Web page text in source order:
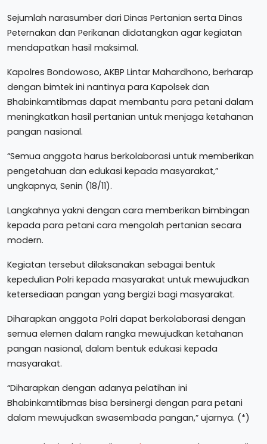
Sejumlah narasumber dari Dinas Pertanian serta Dinas
Peternakan dan Perikanan didatangkan agar kegiatan
mendapatkan hasil maksimal.
Kapolres Bondowoso, AKBP Lintar Mahardhono, berharap
dengan bimtek ini nantinya para Kapolsek dan
Bhabinkamtibmas dapat membantu para petani dalam
meningkatkan hasil pertanian untuk menjaga ketahanan
pangan nasional.
“Semua anggota harus berkolaborasi untuk memberikan
pengetahuan dan edukasi kepada masyarakat,”
ungkapnya, Senin (18/11).
Langkahnya yakni dengan cara memberikan bimbingan
kepada para petani cara mengolah pertanian secara
modern.
Kegiatan tersebut dilaksanakan sebagai bentuk
kepedulian Polri kepada masyarakat untuk mewujudkan
ketersediaan pangan yang bergizi bagi masyarakat.
Diharapkan anggota Polri dapat berkolaborasi dengan
semua elemen dalam rangka mewujudkan ketahanan
pangan nasional, dalam bentuk edukasi kepada
masyarakat.
“Diharapkan dengan adanya pelatihan ini
Bhabinkamtibmas bisa bersinergi dengan para petani
dalam mewujudkan swasembada pangan,” ujarnya. (*)